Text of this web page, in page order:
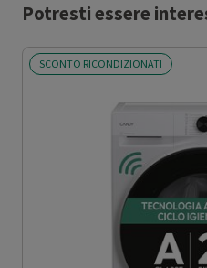
Potresti essere
SCONTO RICONDIZIONATI